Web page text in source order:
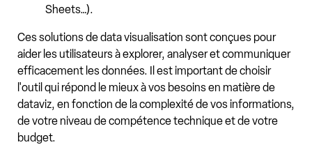
Sheets…).
Ces solutions de data visualisation sont conçues pour
aider les utilisateurs à explorer, analyser et communiquer
efficacement les données. Il est important de choisir
l'outil qui répond le mieux à vos besoins en matière de
dataviz, en fonction de la complexité de vos informations,
de votre niveau de compétence technique et de votre
budget.